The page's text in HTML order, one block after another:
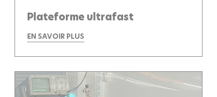
Plateforme ultrafast
EN SAVOIR PLUS